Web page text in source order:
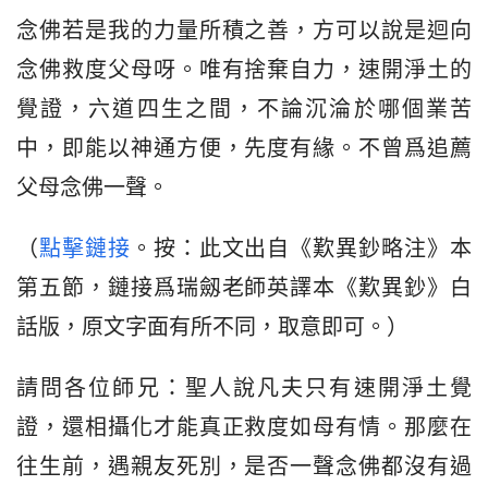
念佛若是我的力量所積之善，方可以說是迴向
念佛救度父母呀。唯有捨棄自力，速開淨土的
覺證，六道四生之間，不論沉淪於哪個業苦
中，即能以神通方便，先度有緣。不曾爲追薦
父母念佛一聲。
（點擊鏈接 。按：此文出自《歎異鈔略注》本
第五節，鏈接爲瑞劔老師英譯本《歎異鈔》白
話版，原文字面有所不同，取意即可。）
請問各位師兄：聖人說凡夫只有速開淨土覺
證，還相攝化才能真正救度如母有情。那麼在
往生前，遇親友死別，是否一聲念佛都沒有過